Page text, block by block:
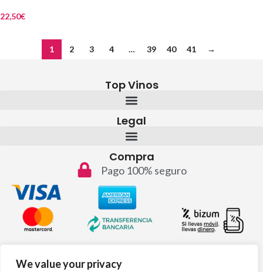
We value your privacy
22,50€
1 2 3 4 … 39 40 41 →
Top Vinos
Legal
Compra
Pago 100% seguro
info@topvinos.com